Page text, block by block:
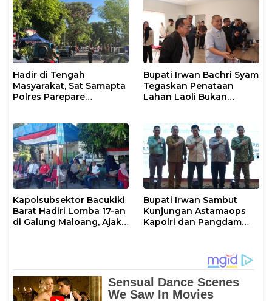
Hadir di Tengah
Masyarakat, Sat Samapta
Polres Parepare
Bupati Irwan Bachri Syam
Tegaskan Penataan
Lahan Laoli Bukan
Kapolsubsektor Bacukiki
Barat Hadiri Lomba 17-an
di Galung Maloang, Ajak
Bupati Irwan Sambut
Kunjungan Astamaops
Kapolri dan Pangdam